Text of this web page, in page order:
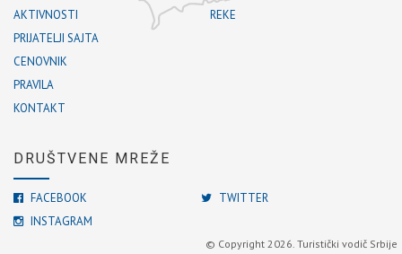
AKTIVNOSTI
PRIJATELJI SAJTA
CENOVNIK
PRAVILA
KONTAKT
REKE
DRUŠTVENE MREŽE
FACEBOOK
TWITTER
INSTAGRAM
© Copyright 2026. Turistički vodič Srbije